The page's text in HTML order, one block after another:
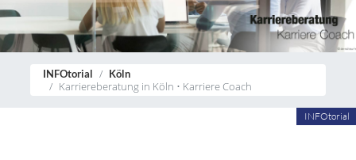
INFOtorial Köln
Karriereberatung in Köln • Karriere Coach
INFOtorial